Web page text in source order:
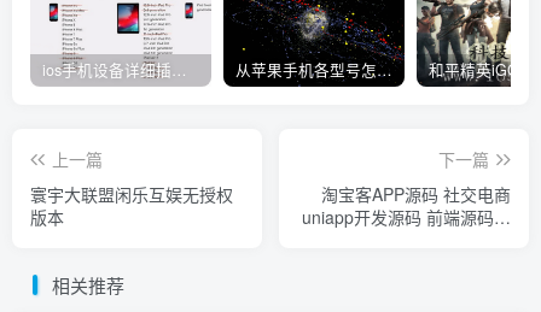
ios手机设备详细插件平刷教程 从苹果手机各型号怎么越狱到怎么开科技完整教程
上一篇
寰宇大联盟闲乐互娱无授权
版本
下一篇
淘宝客APP源码 社交电商
uniapp开发源码 前端源码自
相关推荐